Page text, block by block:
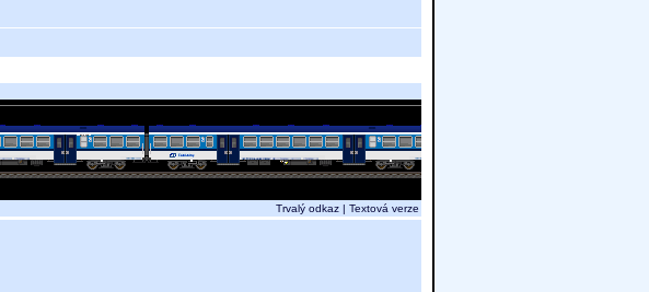
Trvalý odkaz | Textová verze